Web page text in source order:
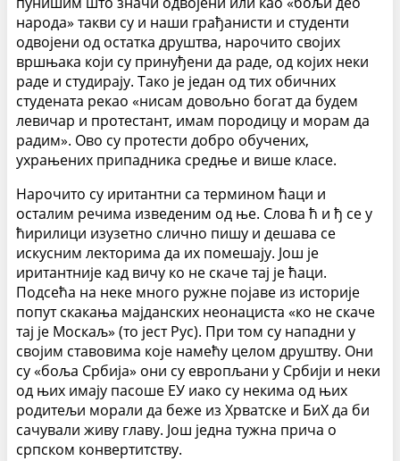
народа» такви су и наши грађанисти и студенти
одвојени од остатка друштва, нарочито својих
вршњака који су принуђени да раде, од којих неки
раде и студирају. Тако је један од тих обичних
студената рекао «нисам довољно богат да будем
левичар и протестант, имам породицу и морам да
радим». Ово су протести добро обучених,
ухрањених припадника средње и више класе.
Нарочито су иритантни са термином ћаци и
осталим речима изведеним од ње. Слова ћ и ђ се у
ћирилици изузетно слично пишу и дешава се
искусним лекторима да их помешају. Још је
иритантније кад вичу ко не скаче тај је ћаци.
Подсећа на неке много ружне појаве из историје
попут скакања мајданских неонациста «ко не скаче
тај је Москаљ» (то јест Рус). При том су нападни у
својим ставовима које намећу целом друштву. Они
су «боља Србија» они су европљани у Србији и неки
од њих имају пасоше ЕУ иако су некима од њих
родитељи морали да беже из Хрватске и БиХ да би
сачували живу главу. Још једна тужна прича о
српском конвертитству.